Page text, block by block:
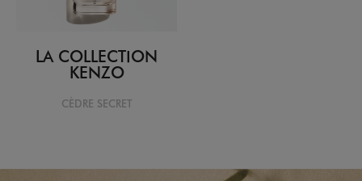
LA COLLECTION
KENZO
CÈDRE SECRET